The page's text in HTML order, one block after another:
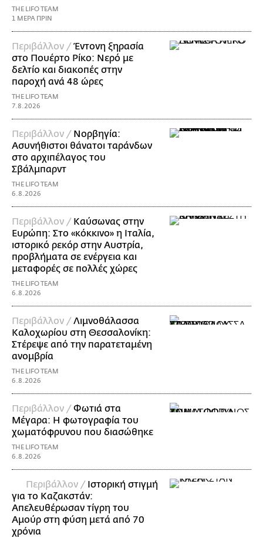
THE LIFO TEAM
1 ΜΕΡΑ ΠΡΙΝ
Περιβάλλον /Έντονη ξηρασία
στο Πουέρτο Ρίκο: Νερό με
δελτίο και διακοπές στην
παροχή ανά 48 ώρες
THE LIFO TEAM
7.8.2026
Περιβάλλον / Νορβηγία:
Ασυνήθιστοι θάνατοι ταράνδων
στο αρχιπέλαγος του
Σβάλμπαρντ
THE LIFO TEAM
6.8.2026
Περιβάλλον / Καύσωνας στην
Ευρώπη: Στο «κόκκινο» η Ιταλία,
ιστορικό ρεκόρ στην Αυστρία,
προβλήματα σε ενέργεια και
μεταφορές σε πολλές χώρες
THE LIFO TEAM
6.8.2026
Περιβάλλον /Λιμνοθάλασσα
Καλοχωρίου στη Θεσσαλονίκη:
Στέρεψε από την παρατεταμένη
ανομβρία
THE LIFO TEAM
6.8.2026
Περιβάλλον /Φωτιά στα
Μέγαρα: Η φωτογραφία του
χωματόφρυνου που διασώθηκε
THE LIFO TEAM
6.8.2026
Περιβάλλον / Ιστορική στιγμή
για το Καζακστάν:
Απελευθέρωσαν τίγρη του
Αμούρ στη φύση μετά από 70
χρόνια